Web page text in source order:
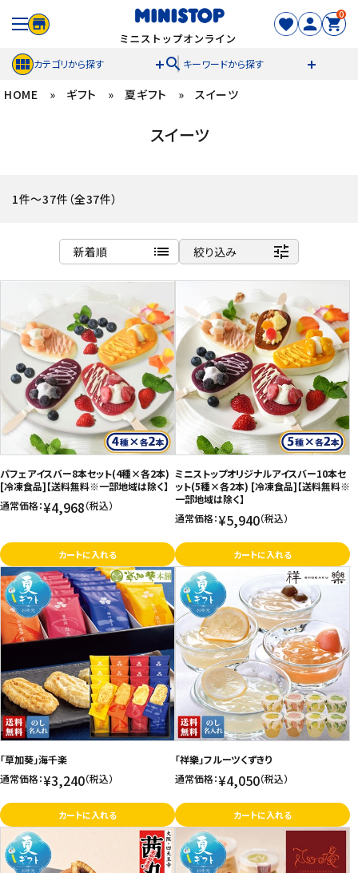
0
カテゴリから探す search キーワードから探す
ACCOUNT MENU
セール商品
カテゴリから探す
スイーツ
お菓子
飲料
酒類
日用品
ギフト
セール
フードロス
ペット用品
SHOP GUIDE
ご利用ガイド
お問い合わせ
特定商取引法表示について
利用規約
会社概要
HOME » ギフト » 夏ギフト » スイーツ
スイーツ
1件～37件（全37件）
新着順 list
商品名
新着順
発売日順
価格が安い
価格が高い
お気に入り登録数
絞り込み tune
パフェアイスバー8本セット(4種×各2本)
[冷凍食品]【送料無料※一部地域は除く】
通常価格：¥4,968（税込）
カートに入れる
ミニストップオリジナルアイスバー10本セ
ット(5種×各2本) [冷凍食品]【送料無料※
一部地域は除く】
通常価格：¥5,940（税込）
カートに入れる
「草加葵」海千楽
通常価格：¥3,240（税込）
カートに入れる
「祥樂」フルーツくずきり
通常価格：¥4,050（税込）
カートに入れる